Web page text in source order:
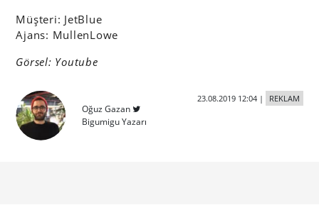
Müşteri: JetBlue
Ajans: MullenLowe
Görsel: Youtube
Oğuz Gazan
Bigumigu Yazarı
23.08.2019 12:04| REKLAM